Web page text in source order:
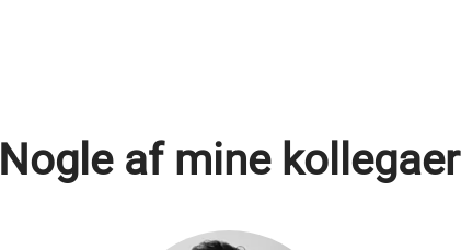
Nogle af mine kollegaer